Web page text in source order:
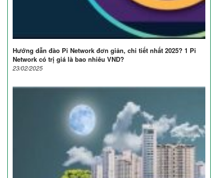
Hướng dẫn đào Pi Network đơn giản, chi tiết nhất 2025? 1 Pi
Network có trị giá là bao nhiêu VND?
23/02/2025